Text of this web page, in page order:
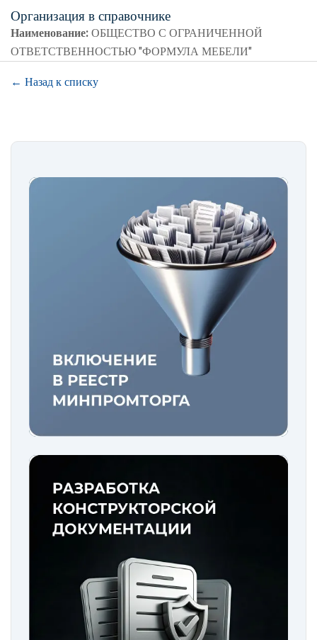
Организация в справочнике
Наименование:ОБЩЕСТВО С ОГРАНИЧЕННОЙ
ОТВЕТСТВЕННОСТЬЮ "ФОРМУЛА МЕБЕЛИ"
← Назад к списку